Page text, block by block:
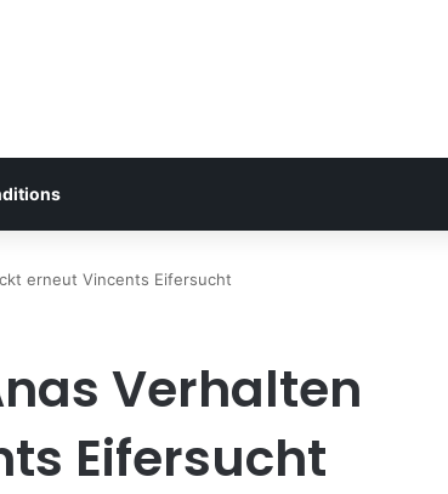
erneut Vincents Eifersucht
Verhalten
Eifersucht